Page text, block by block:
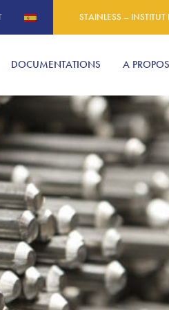
STAINLESS –
DOCUMENTATIONS A PROPOS